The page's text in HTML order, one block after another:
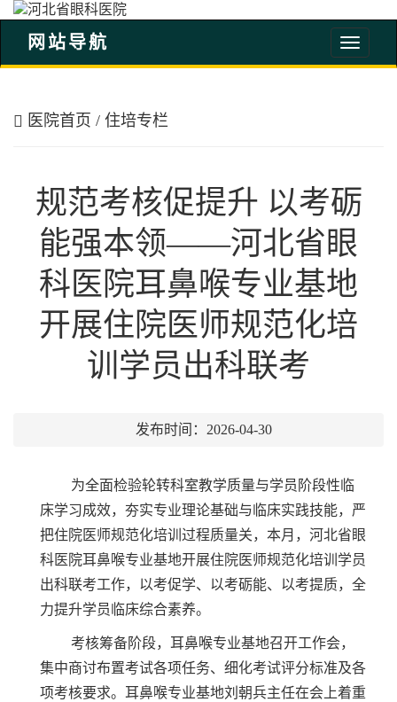
河
北
网站导航
医院首页 / 住培专栏
规范考核促提升 以考砺
能强本领——河北省眼
科医院耳鼻喉专业基地
开展住院医师规范化培
训学员出科联考
发布时间：2026-04-30
为全面检验轮转科室教学质量与学员阶段性临
床学习成效，夯实专业理论基础与临床实践技能，严
把住院医师规范化培训过程质量关，本月，河北省眼
科医院耳鼻喉专业基地开展住院医师规范化培训学员
出科联考工作，以考促学、以考砺能、以考提质，全
力提升学员临床综合素养。
考核筹备阶段，耳鼻喉专业基地召开工作会，
集中商讨布置考试各项任务、细化考试评分标准及各
项考核要求。耳鼻喉专业基地刘朝兵主任在会上着重